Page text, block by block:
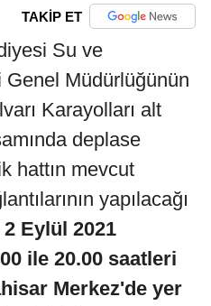
TAKİP ET
Su ve
Müdürlüğünün
Karayolları alt
deplase
hattın mevcut
yapılacağı
2 Eylül 2021
ile 20.00 saatleri
Merkez'de yer